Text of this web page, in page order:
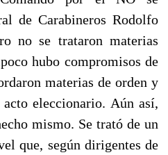
de Carabineros Rodolfo
no se trataron materias
hubo compromisos de
materias de orden y
eleccionario. Aún así,
mismo. Se trató de un
que, según dirigentes de